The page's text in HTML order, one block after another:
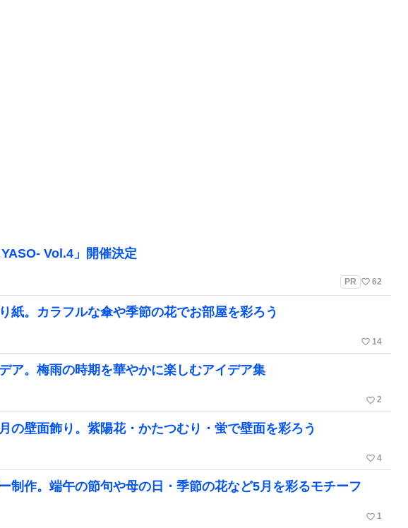
Vol.4」開催決定
PR favorite_border 62
紙。カラフルな傘や季節の花でお部屋を彩ろう
favorite_border 14
ア。梅雨の時期を華やかに楽しむアイデア集
favorite_border 2
の壁面飾り。紫陽花・かたつむり・蛍で壁面を彩ろう
favorite_border 4
制作。端午の節句や母の日・季節の花など5月を彩るモチーフ
favorite_border 1